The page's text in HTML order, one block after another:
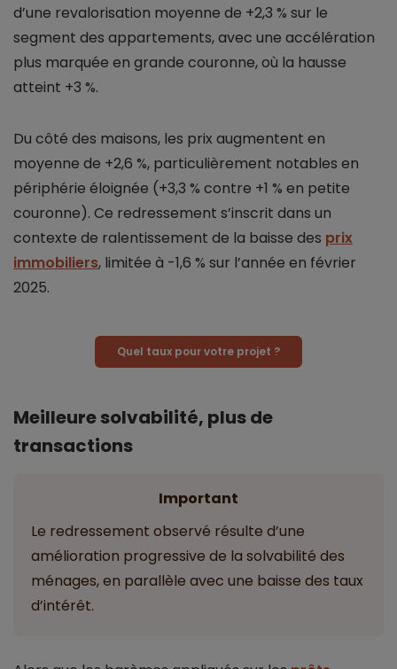
d’une revalorisation moyenne de +2,3 % sur le
segment des appartements, avec une accélération
plus marquée en grande couronne, où la hausse
atteint +3 %.
Du côté des maisons, les prix augmentent en
moyenne de +2,6 %, particulièrement notables en
périphérie éloignée (+3,3 % contre +1 % en petite
couronne). Ce redressement s’inscrit dans un
contexte de ralentissement de la baisse des prix
immobiliers, limitée à -1,6 % sur l’année en février
2025.
Quel taux pour votre projet ?
Meilleure solvabilité, plus de
transactions
Important
Le redressement observé résulte d’une
amélioration progressive de la solvabilité des
ménages, en parallèle avec une baisse des taux
d’intérêt.